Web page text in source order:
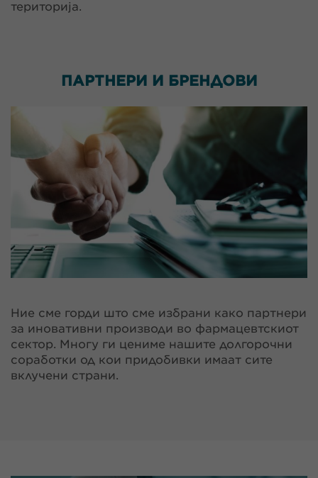
територија.
ПАРТНЕРИ И БРЕНДОВИ
Ние сме горди што сме избрани како партнери
за иновативни производи во фармацевтскиот
сектор. Многу ги цениме нашите долгорочни
соработки од кои придобивки имаат сите
вклучени страни.